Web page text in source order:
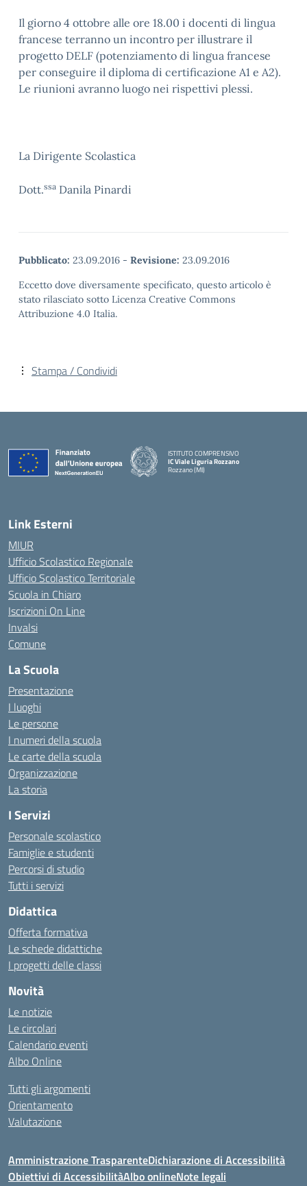
Il giorno 4 ottobre alle ore 18.00 i docenti di lingua
francese terranno un incontro per illustrare il
progetto DELF (potenziamento di lingua francese
per conseguire il diploma di certificazione A1 e A2).
Le riunioni avranno luogo nei rispettivi plessi.
La Dirigente Scolastica
Dott.ssa Danila Pinardi
Pubblicato: 23.09.2016 - Revisione: 23.09.2016
Eccetto dove diversamente specificato, questo articolo è
stato rilasciato sotto Licenza Creative Commons
Attribuzione 4.0 Italia.
Stampa / Condividi
ISTITUTO COMPRENSIVO
IC Viale Liguria Rozzano
Rozzano (MI)
Link Esterni
MIUR
Ufficio Scolastico Regionale
Ufficio Scolastico Territoriale
Scuola in Chiaro
Iscrizioni On Line
Invalsi
Comune
La Scuola
Presentazione
I luoghi
Le persone
I numeri della scuola
Le carte della scuola
Organizzazione
La storia
I Servizi
Personale scolastico
Famiglie e studenti
Percorsi di studio
Tutti i servizi
Didattica
Offerta formativa
Le schede didattiche
I progetti delle classi
Novità
Le notizie
Le circolari
Calendario eventi
Albo Online
Tutti gli argomenti
Orientamento
Valutazione
Amministrazione TrasparenteDichiarazione di Accessibilità
Obiettivi di AccessibilitàAlbo onlineNote legali